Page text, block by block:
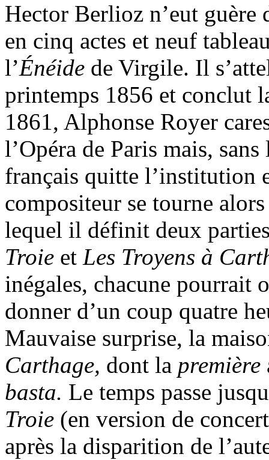
Hector Berlioz n’eut guère
en cinq actes et neuf
l’Énéide de Virgile. Il
printemps 1856 et conclut
1861, Alphonse Royer
l’Opéra de Paris mais,
français quitte l’institution
compositeur se tourne
lequel il définit deux
Troie et Les Troyens à
inégales, chacune pourrait
donner d’un coup quatre
Mauvaise surprise, la
Carthage, dont la première
basta. Le temps passe
Troie (en version de
après la disparition de